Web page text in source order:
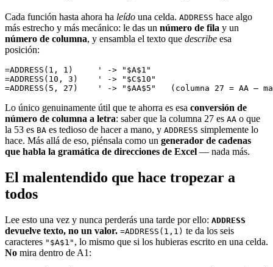
Cada función hasta ahora ha leído una celda. ADDRESS hace algo
más estrecho y más mecánico: le das un número de fila y un
número de columna, y ensambla el texto que describe esa
posición:
=ADDRESS(1, 1)     ' -> "$A$1"
=ADDRESS(10, 3)    ' -> "$C$10"
Lo único genuinamente útil que te ahorra es esa conversión de
número de columna a letra: saber que la columna 27 es AA o que
la 53 es BA es tedioso de hacer a mano, y ADDRESS simplemente lo
hace. Más allá de eso, piénsala como un generador de cadenas
que habla la gramática de direcciones de Excel — nada más.
El malentendido que hace tropezar a
todos
Lee esto una vez y nunca perderás una tarde por ello: ADDRESS
devuelve texto, no un valor. =ADDRESS(1,1) te da los seis
caracteres "$A$1" , lo mismo que si los hubieras escrito en una celda.
No mira dentro de A1: